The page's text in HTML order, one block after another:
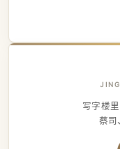
写字楼
蔡司